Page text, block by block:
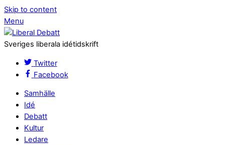
Skip to content
Menu
Sveriges liberala idétidskrift
Twitter
Facebook
Samhälle
Idé
Debatt
Kultur
Ledare